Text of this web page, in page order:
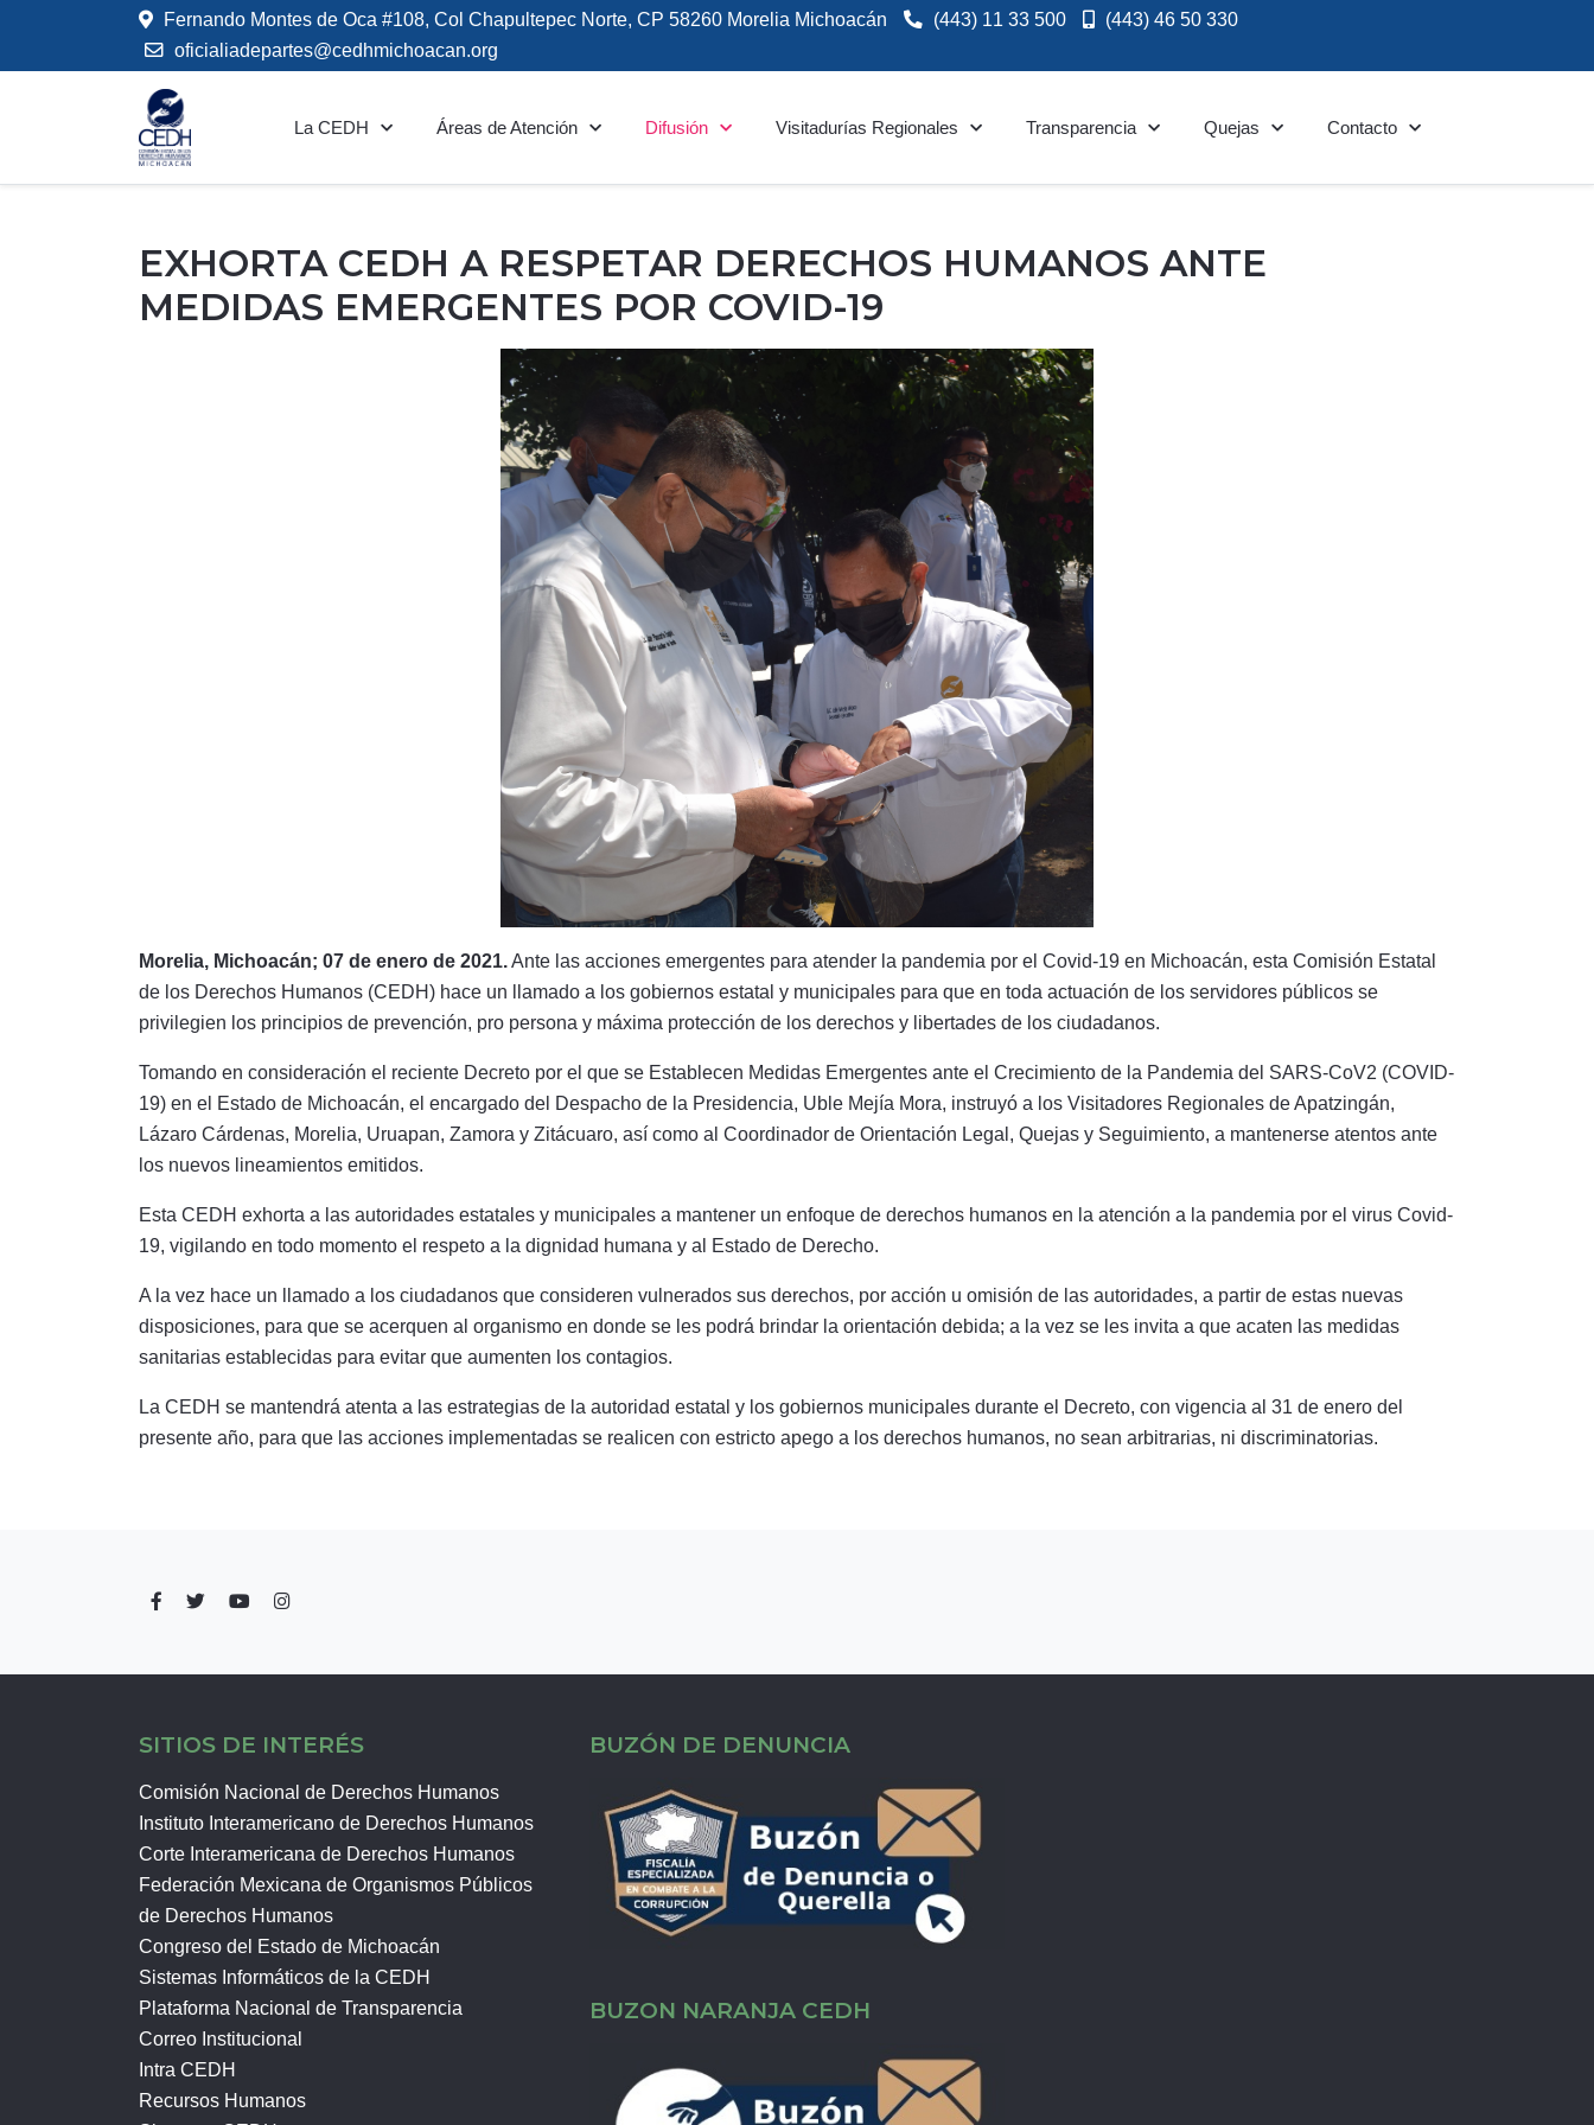
Fernando Montes de Oca #108, Col Chapultepec Norte, CP 58260 Morelia Michoacán (443) 11 33 500
(443) 46 50 330
oficialiadepartes@cedhmichoacan.org
La CEDH Áreas de Atención Difusión Visitadurías Regionales Transparencia Quejas Contacto
EXHORTA CEDH A RESPETAR DERECHOS HUMANOS ANTE
MEDIDAS EMERGENTES POR COVID-19
Morelia, Michoacán; 07 de enero de 2021.Ante las acciones emergentes para atender la pandemia por el Covid-19 en Michoacán, esta Comisión Estatal
de los Derechos Humanos (CEDH) hace un llamado a los gobiernos estatal y municipales para que en toda actuación de los servidores públicos se
privilegien los principios de prevención, pro persona y máxima protección de los derechos y libertades de los ciudadanos.
Tomando en consideración el reciente Decreto por el que se Establecen Medidas Emergentes ante el Crecimiento de la Pandemia del SARS-CoV2 (COVID-
19) en el Estado de Michoacán, el encargado del Despacho de la Presidencia, Uble Mejía Mora, instruyó a los Visitadores Regionales de Apatzingán,
Lázaro Cárdenas, Morelia, Uruapan, Zamora y Zitácuaro, así como al Coordinador de Orientación Legal, Quejas y Seguimiento, a mantenerse atentos ante
los nuevos lineamientos emitidos.
Esta CEDH exhorta a las autoridades estatales y municipales a mantener un enfoque de derechos humanos en la atención a la pandemia por el virus Covid-
19, vigilando en todo momento el respeto a la dignidad humana y al Estado de Derecho.
A la vez hace un llamado a los ciudadanos que consideren vulnerados sus derechos, por acción u omisión de las autoridades, a partir de estas nuevas
disposiciones, para que se acerquen al organismo en donde se les podrá brindar la orientación debida; a la vez se les invita a que acaten las medidas
sanitarias establecidas para evitar que aumenten los contagios.
La CEDH se mantendrá atenta a las estrategias de la autoridad estatal y los gobiernos municipales durante el Decreto, con vigencia al 31 de enero del
presente año, para que las acciones implementadas se realicen con estricto apego a los derechos humanos, no sean arbitrarias, ni discriminatorias.
SITIOS DE INTERÉS
Comisión Nacional de Derechos Humanos
Instituto Interamericano de Derechos Humanos
Corte Interamericana de Derechos Humanos
Federación Mexicana de Organismos Públicos
de Derechos Humanos
Congreso del Estado de Michoacán
Sistemas Informáticos de la CEDH
Plataforma Nacional de Transparencia
Correo Institucional
Intra CEDH
Recursos Humanos
BUZÓN DE DENUNCIA
BUZON NARANJA CEDH